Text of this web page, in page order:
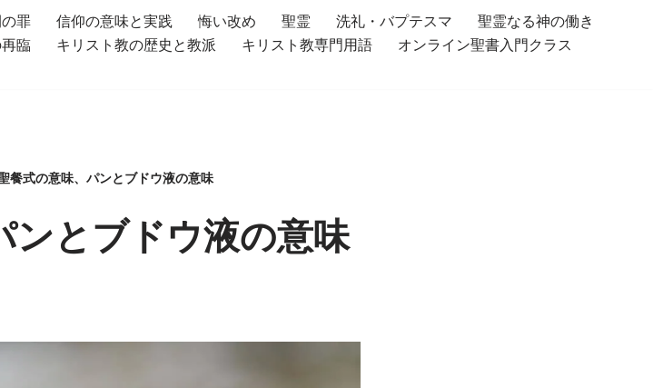
の罪 信仰の意味と実践 悔い改め 聖霊 洗礼・バプテスマ
聖霊なる神の働き
臨 キリスト教の歴史と教派 キリスト教専門用語
オンライン聖書入門クラス
餐式の意味、パンとブドウ液の意味
ンとブドウ液の意味